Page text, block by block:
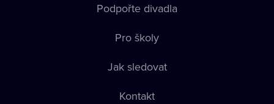
Podpořte divadla
Pro školy
Jak sledovat
Kontakt